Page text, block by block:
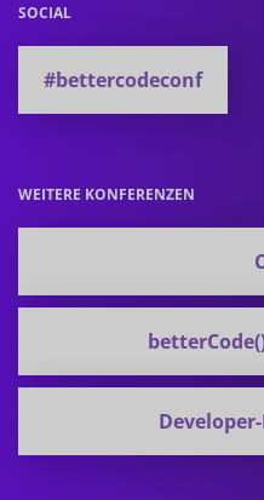
SOCIAL
#bettercodeconf
WEITERE KONFERENZEN